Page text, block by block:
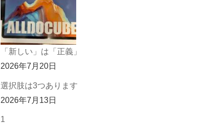
「新しい」は「正義」
2026年7月20日
選択肢は3つあります
2026年7月13日
1